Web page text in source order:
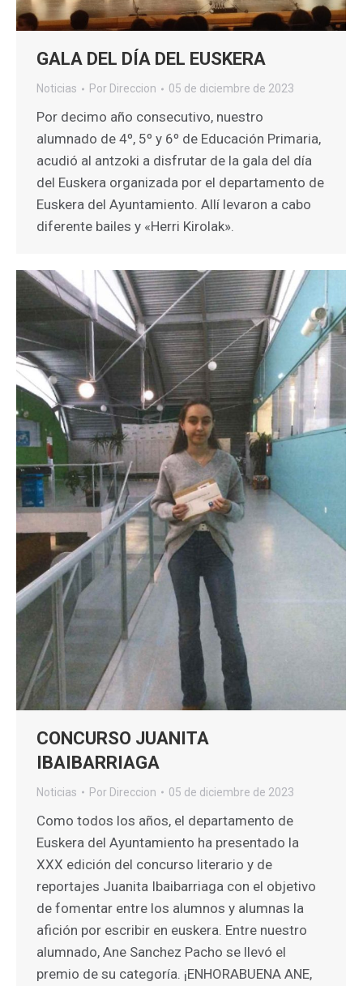
GALA DEL DÍA DEL EUSKERA
Noticias Por Direccion 05 de diciembre de 2023
Por decimo año consecutivo, nuestro
alumnado de 4º, 5º y 6º de Educación Primaria,
acudió al antzoki a disfrutar de la gala del día
del Euskera organizada por el departamento de
Euskera del Ayuntamiento. Allí levaron a cabo
diferente bailes y «Herri Kirolak».
CONCURSO JUANITA
IBAIBARRIAGA
Noticias Por Direccion 05 de diciembre de 2023
Como todos los años, el departamento de
Euskera del Ayuntamiento ha presentado la
XXX edición del concurso literario y de
reportajes Juanita Ibaibarriaga con el objetivo
de fomentar entre los alumnos y alumnas la
afición por escribir en euskera. Entre nuestro
alumnado, Ane Sanchez Pacho se llevó el
premio de su categoría. ¡ENHORABUENA ANE,